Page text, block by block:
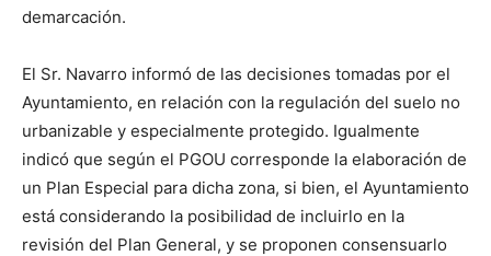
demarcación.
El Sr. Navarro informó de las decisiones tomadas por el
Ayuntamiento, en relación con la regulación del suelo no
urbanizable y especialmente protegido. Igualmente
indicó que según el PGOU corresponde la elaboración de
un Plan Especial para dicha zona, si bien, el Ayuntamiento
está considerando la posibilidad de incluirlo en la
revisión del Plan General, y se proponen consensuarlo